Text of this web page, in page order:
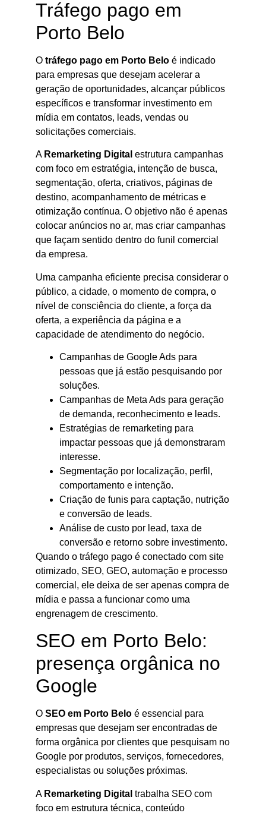
Tráfego pago em
Porto Belo
O tráfego pago em Porto Belo é indicado
para empresas que desejam acelerar a
geração de oportunidades, alcançar públicos
específicos e transformar investimento em
mídia em contatos, leads, vendas ou
solicitações comerciais.
A Remarketing Digital estrutura campanhas
com foco em estratégia, intenção de busca,
segmentação, oferta, criativos, páginas de
destino, acompanhamento de métricas e
otimização contínua. O objetivo não é apenas
colocar anúncios no ar, mas criar campanhas
que façam sentido dentro do funil comercial
da empresa.
Uma campanha eficiente precisa considerar o
público, a cidade, o momento de compra, o
nível de consciência do cliente, a força da
oferta, a experiência da página e a
capacidade de atendimento do negócio.
Campanhas de Google Ads para
pessoas que já estão pesquisando por
soluções.
Campanhas de Meta Ads para geração
de demanda, reconhecimento e leads.
Estratégias de remarketing para
impactar pessoas que já demonstraram
interesse.
Segmentação por localização, perfil,
comportamento e intenção.
Criação de funis para captação, nutrição
e conversão de leads.
Análise de custo por lead, taxa de
conversão e retorno sobre investimento.
Quando o tráfego pago é conectado com site
otimizado, SEO, GEO, automação e processo
comercial, ele deixa de ser apenas compra de
mídia e passa a funcionar como uma
engrenagem de crescimento.
SEO em Porto Belo:
presença orgânica no
Google
O SEO em Porto Belo é essencial para
empresas que desejam ser encontradas de
forma orgânica por clientes que pesquisam no
Google por produtos, serviços, fornecedores,
especialistas ou soluções próximas.
A Remarketing Digital trabalha SEO com
foco em estrutura técnica, conteúdo